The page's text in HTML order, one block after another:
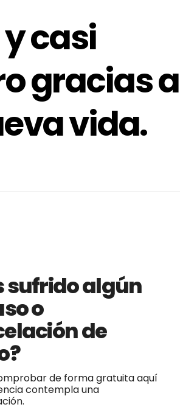
casi
gracias a
vida.
sufrido algún
o
de
de forma gratuita aquí
contempla una